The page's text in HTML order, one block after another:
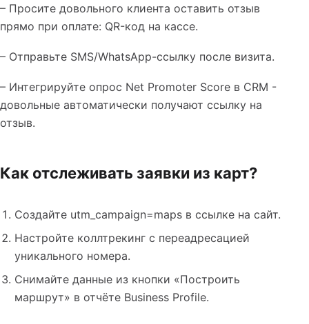
– Просите довольного клиента оставить отзыв
прямо при оплате: QR-код на кассе.
– Отправьте SMS/WhatsApp-ссылку после визита.
– Интегрируйте опрос Net Promoter Score в CRM -
довольные автоматически получают ссылку на
отзыв.
Как отслеживать заявки из карт?
Создайте utm_campaign=maps в ссылке на сайт.
Настройте коллтрекинг с переадресацией
уникального номера.
Снимайте данные из кнопки «Построить
маршрут» в отчёте Business Profile.